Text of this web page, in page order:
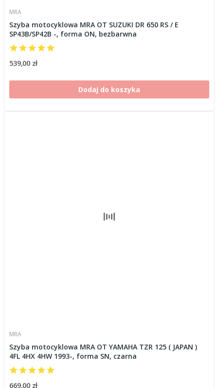
MRA
Szyba motocyklowa MRA OT SUZUKI DR 650 RS / E
SP43B/SP42B -, forma ON, bezbarwna
539,00 zł
Dodaj do koszyka
MRA
Szyba motocyklowa MRA OT YAMAHA TZR 125 ( JAPAN )
4FL 4HX 4HW 1993-, forma SN, czarna
669,00 zł